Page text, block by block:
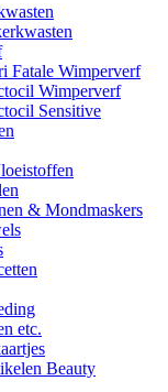
Fatale Wimperverf
Wimperverf
Sensitive
& Mondmaskers
etc.
Beauty